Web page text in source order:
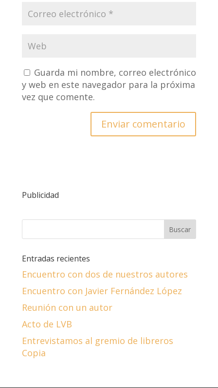
Guarda mi nombre, correo electrónico
y web en este navegador para la próxima
vez que comente.
Publicidad
Entradas recientes
Encuentro con dos de nuestros autores
Encuentro con Javier Fernández López
Reunión con un autor
Acto de LVB
Entrevistamos al gremio de libreros
Copia